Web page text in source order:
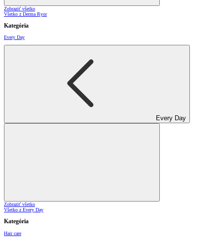
Zobraziť všetko
Všetko z Derma Ryor
Kategória
Every Day
Every Day
Zobraziť všetko
Všetko z Every Day
Kategória
Hair care